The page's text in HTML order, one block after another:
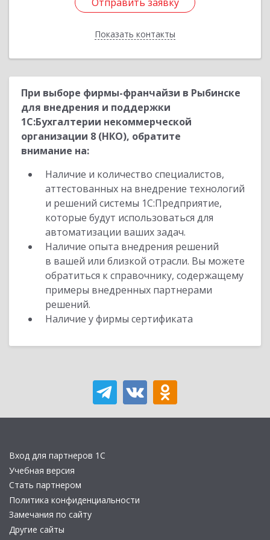
Показать контакты
Назад
При выборе фирмы-франчайзи в Рыбинске
для внедрения и поддержки
1С:Бухгалтерии некоммерческой
организации 8 (НКО), обратите
внимание на:
Наличие и количество специалистов,
аттестованных на внедрение технологий
и решений системы 1С:Предприятие,
которые будут использоваться для
автоматизации ваших задач.
Наличие опыта внедрения решений
в вашей или близкой отрасли. Вы можете
обратиться к справочнику, содержащему
примеры внедренных партнерами
решений.
Наличие у фирмы сертификата
Вход для партнеров 1С
Учебная версия
Стать партнером
Политика конфиденциальности
Замечания по сайту
Другие сайты